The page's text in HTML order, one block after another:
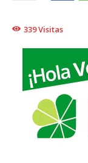
339Visitas